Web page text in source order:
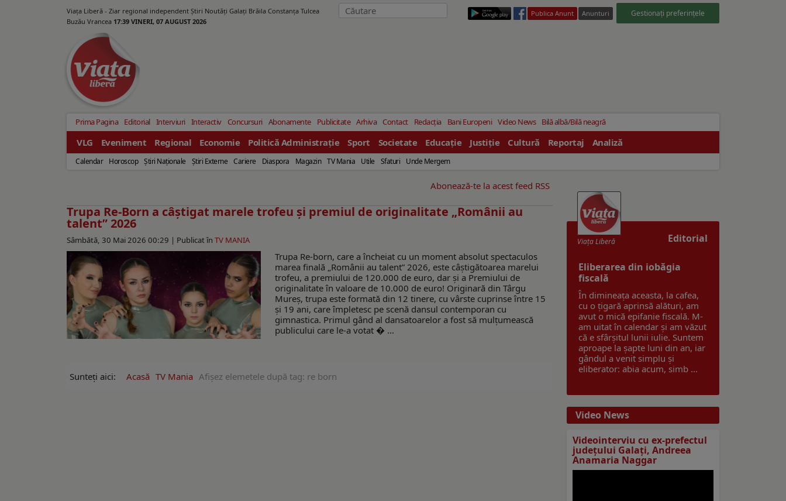
Viața Liberă - Ziar regional independent Știri Noutăți Galaţi Brăila Constanţa Tulcea
Buzău Vrancea 17:39 VINERI, 07 AUGUST 2026
Publica Anunt Anunturi Gestionați preferințele
Prima Pagina Editorial Interviuri Interactiv Concursuri Abonamente Publicitate Arhiva Contact Redacția Bani Europeni Video News Bilă albă/Bilă neagră
VLG Eveniment Regional Economie Politică Administrație Sport Societate Educație Justiție Cultură Reportaj Analiză
Calendar Horoscop Ştiri Naţionale Ştiri Externe Cariere Diaspora Magazin TV Mania Utile Sfaturi Unde Mergem
Abonează-te la acest feed RSS
Trupa Re-Born a câştigat marele trofeu şi premiul de originalitate „Românii au
talent” 2026
Sâmbătă, 30 Mai 2026 00:29 | Publicat în TV MANIA
Trupa Re-born, care a încheiat cu un moment absolut spectaculos
marea finală „Românii au talent” 2026, este câştigătoarea marelui
trofeu, a premiului de 120.000 de euro, dar şi a Premiului de
originalitate în valoare de 10.000 de euro! Originară din Târgu
Mureş, trupa este formată din 12 tinere, cu vârste cuprinse între 15
şi 19 ani, care împletesc pe scenă dansul contemporan cu
gimnastica. Primul gând al dansatoarelor a fost să mulţumească
publicului care le-a votat � ...
Sunteți aici: Acasă TV Mania Afişez elemetele după tag: re born
Editorial
Viaţa Liberă
Eliberarea din iobăgia
fiscală
În dimineața aceasta, la cafea,
cu o țigară aprinsă alături, am
avut o mică epifanie fiscală. M-
am uitat în calendar și am văzut
că e sfârșitul lunii iulie. Suntem
aproape la șapte luni din an, iar
gândul a venit simplu și
eliberator: abia acum, simb ...
Video News
Videointerviu cu ex-prefectul
judeţului Galaţi, Andreea
Anamaria Naggar